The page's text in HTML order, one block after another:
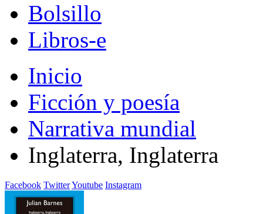
Bolsillo
Libros-e
Inicio
Ficción y poesía
Narrativa mundial
Inglaterra, Inglaterra
Facebook TwitterYoutube Instagram